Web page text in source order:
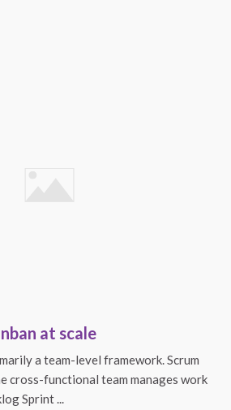
at scale
a team-level framework. Scrum
cross-functional team manages work
Sprint ...